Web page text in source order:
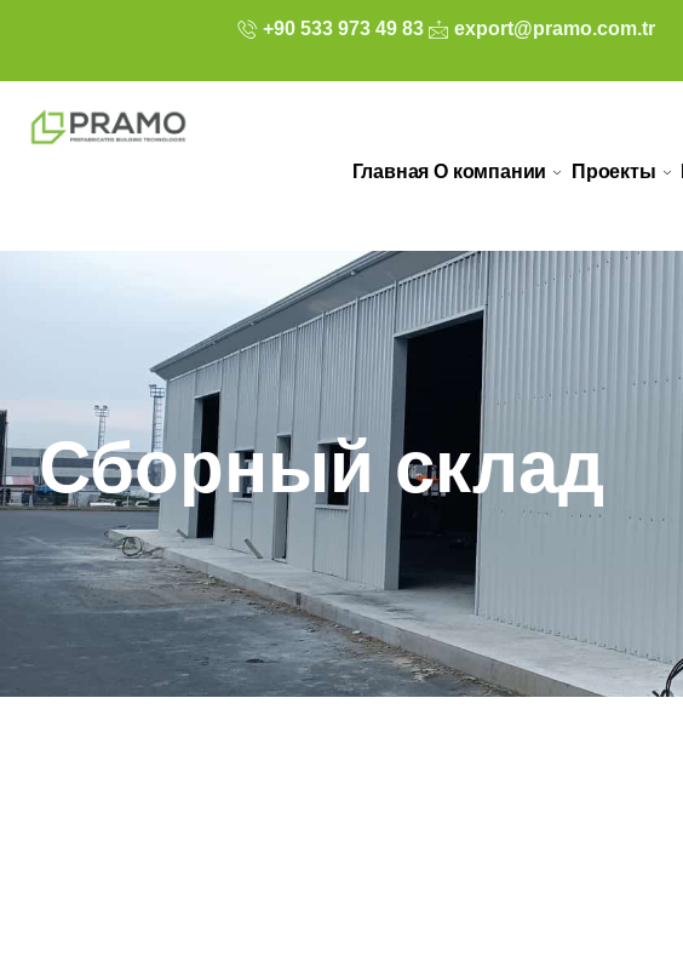
+90 533 973 49 83 export@pramo.com.tr
Главная О компании Проекты
Сборный склад